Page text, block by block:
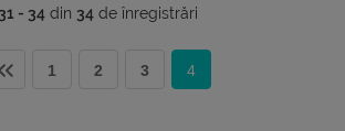
31 - 34din 34de înregistrări
1 2 3 4